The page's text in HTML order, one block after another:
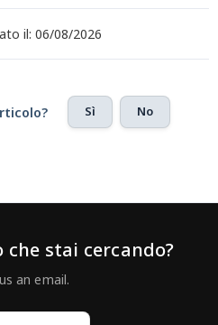
il: 06/08/2026
Sì No
stai cercando?